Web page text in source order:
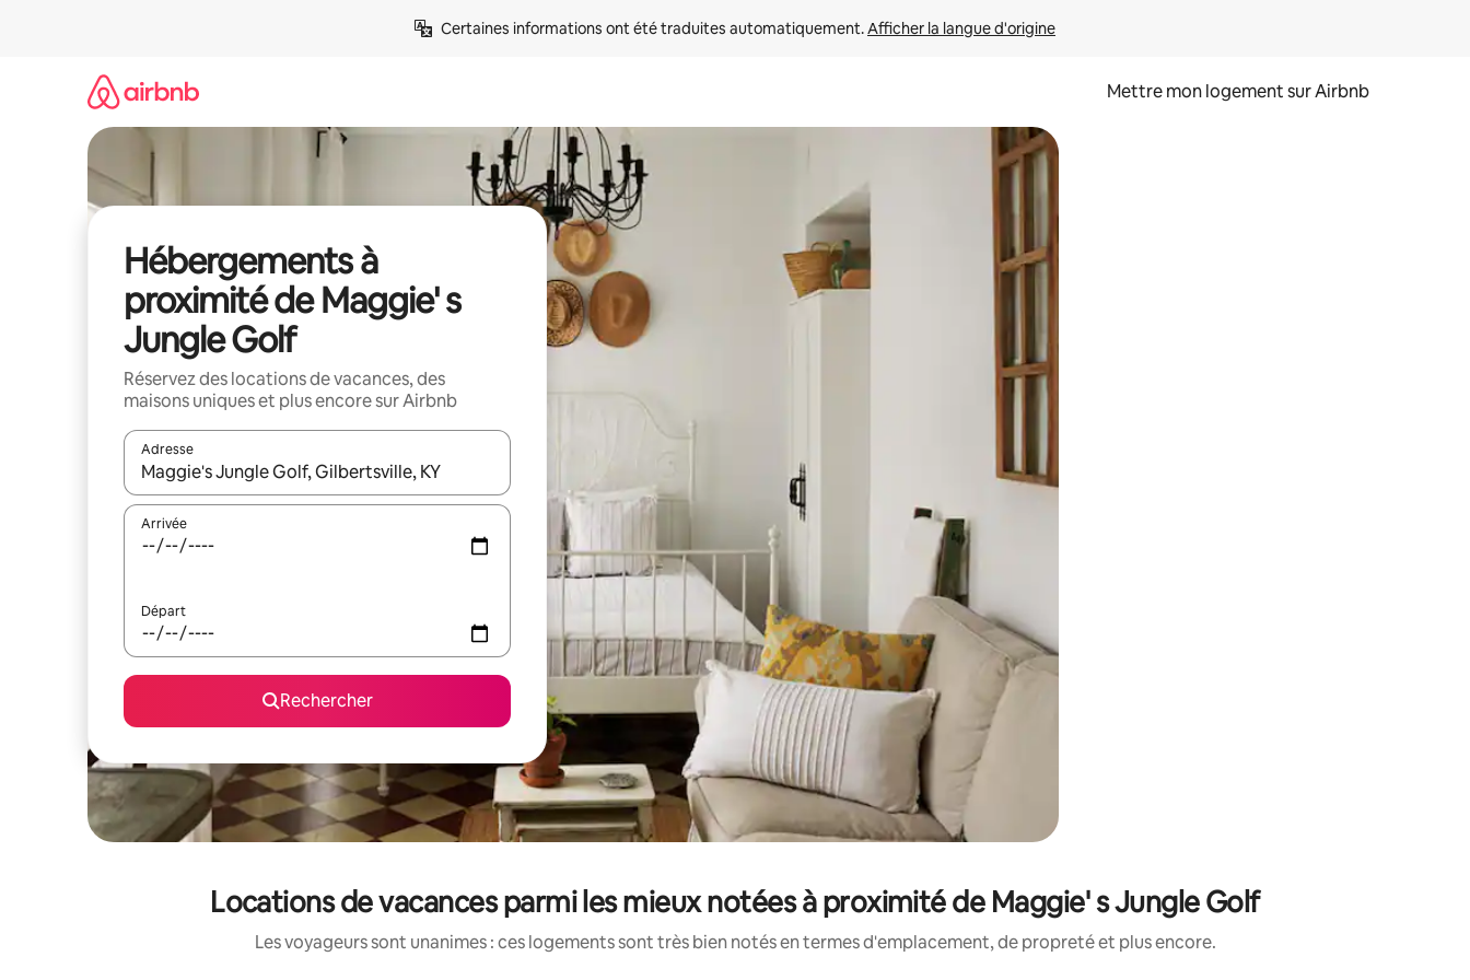
Certaines informations ont été traduites automatiquement. Afficher la langue d'origine
Mettre mon logement sur Airbnb
Hébergements à
proximité de Maggie' s
Jungle Golf
Réservez des locations de vacances, des
maisons uniques et plus encore sur Airbnb
Adresse
Lorsque les résultats s'affichent, utilisez les flèches vers le haut et vers le bas pour les parcourir ou en appuyant et en faisant glisser.
Arrivée
Départ
Rechercher
Locations de vacances parmi les mieux notées à proximité de Maggie' s Jungle Golf
Les voyageurs sont unanimes : ces logements sont très bien notés en termes d'emplacement, de propreté et plus encore.